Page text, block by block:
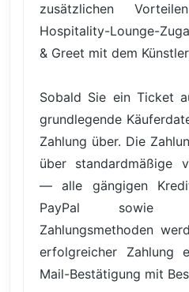
zusätzlichen
Hospitality-Lounge-
& Greet mit dem
Sobald Sie ein Ticket
grundlegende
Zahlung über. Die
über standardmäßige
— alle gängigen
PayPal sowie
Zahlungsmethoden
erfolgreicher Zahlung
Mail-Bestätigung mit